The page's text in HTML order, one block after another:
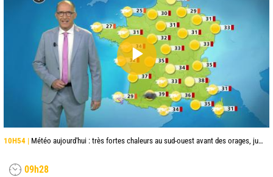
10H54 | Météo aujourd'hui : très fortes chaleurs au sud-ouest avant des orages, jusqu'à 39°C
09h28